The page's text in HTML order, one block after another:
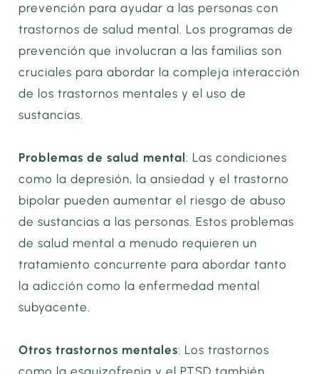
prevención para ayudar a las personas con
trastornos de salud mental. Los programas de
prevención que involucran a las familias son
cruciales para abordar la compleja interacción
de los trastornos mentales y el uso de
sustancias.
Problemas de salud mental: Las condiciones
como la depresión, la ansiedad y el trastorno
bipolar pueden aumentar el riesgo de abuso
de sustancias a las personas. Estos problemas
de salud mental a menudo requieren un
tratamiento concurrente para abordar tanto
la adicción como la enfermedad mental
subyacente.
Otros trastornos mentales: Los trastornos
como la esquizofrenia y el PTSD también